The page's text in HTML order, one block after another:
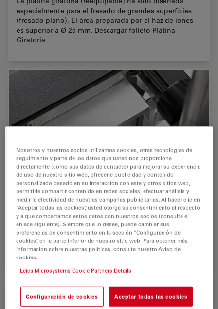
especialmente para el fresado de grandes superficies
(fresado plano). El área preparada por el haz de iones
es superior a Ø 25 mm. Descargar folleto Platina
Giratoria
Platina estándar
Platina estándar para aplicaciones rutinarias y mejora
del contraste de la superficie preparada.
Nosotros y nuestros socios utilizamos cookies, otras tecnologías de
seguimiento y parte de los datos que usted nos proporciona
directamente (como sus datos de contacto) para mejorar su experiencia
de uso de nuestro sitio web, ofrecerle publicidad y contenido
personalizado basado en su interacción con este y otros sitios web,
permitirle compartir contenido en redes sociales, efectuar análisis y
medir la efectividad de nuestras campañas publicitarias. Al hacer clic en
“Aceptar todas las cookies”, usted otorga su consentimiento al respecto
y a que compartamos estos datos con nuestros socios (consulte el
enlace siguiente). Siempre que lo desee, puede cambiar sus
preferencias de consentimiento en la sección “Configuración de
cookies”, en la parte inferior de nuestro sitio web. Para obtener más
información sobre nuestras políticas, consulte nuestro Aviso de
cookies.
Leica Microsystems Cookie Partners Details
Configuración de cookies Aceptar todas las cookies